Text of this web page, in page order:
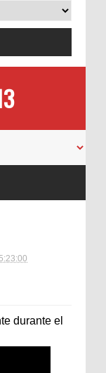
durante el